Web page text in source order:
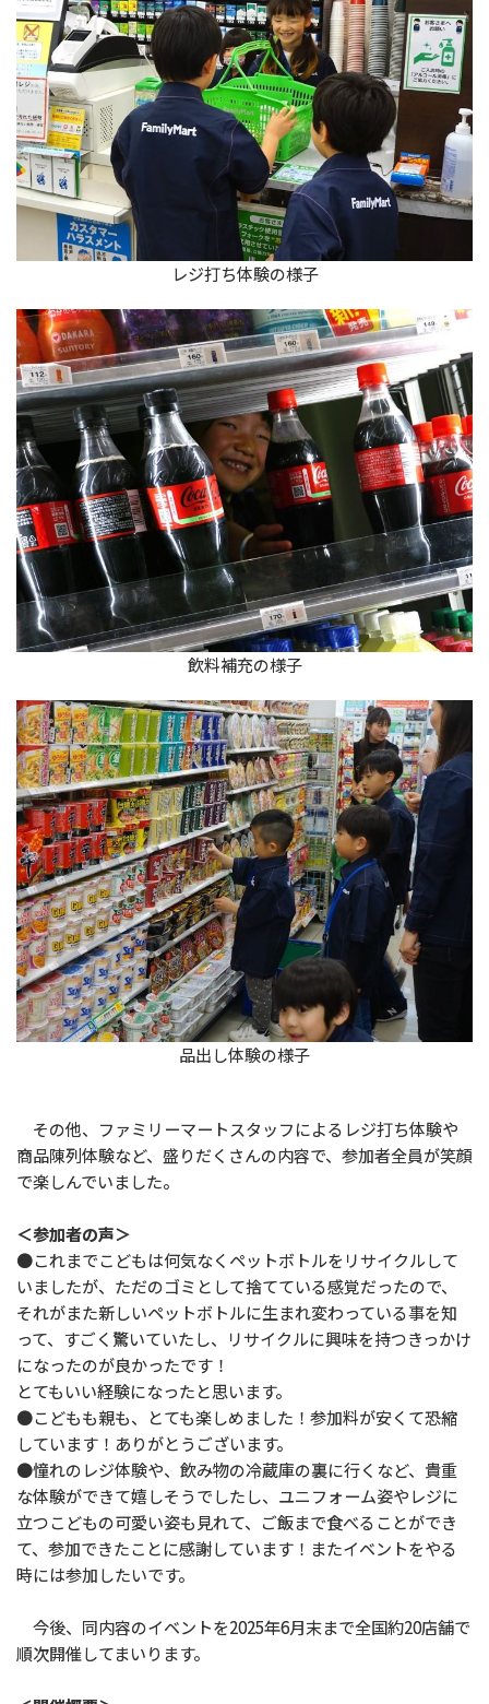
レジ打ち体験の様子
飲料補充の様子
品出し体験の様子
その他、ファミリーマートスタッフによるレジ打ち体験や
商品陳列体験など、盛りだくさんの内容で、参加者全員が笑顔
で楽しんでいました。
＜参加者の声＞
●これまでこどもは何気なくペットボトルをリサイクルして
いましたが、ただのゴミとして捨てている感覚だったので、
それがまた新しいペットボトルに生まれ変わっている事を知
って、すごく驚いていたし、リサイクルに興味を持つきっかけ
になったのが良かったです！
とてもいい経験になったと思います。
●こどもも親も、とても楽しめました！参加料が安くて恐縮
しています！ありがとうございます。
●憧れのレジ体験や、飲み物の冷蔵庫の裏に行くなど、貴重
な体験ができて嬉しそうでしたし、ユニフォーム姿やレジに
立つこどもの可愛い姿も見れて、ご飯まで食べることができ
て、参加できたことに感謝しています！またイベントをやる
時には参加したいです。
今後、同内容のイベントを2025年6月末まで全国約20店舗で
順次開催してまいります。